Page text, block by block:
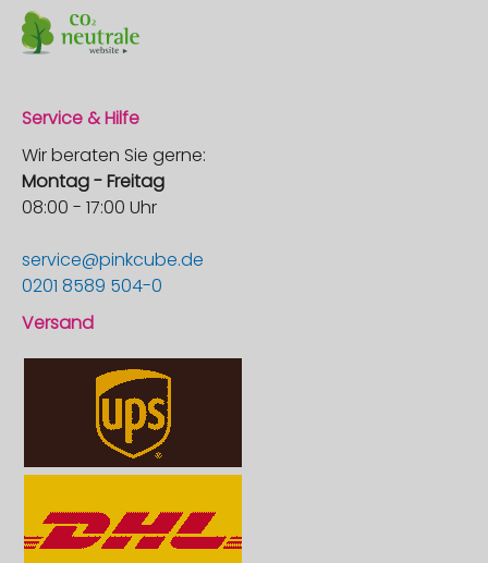
Service & Hilfe
Wir beraten Sie gerne:
Montag - Freitag
08:00 - 17:00 Uhr
service@pinkcube.de
0201 8589 504-0
Versand